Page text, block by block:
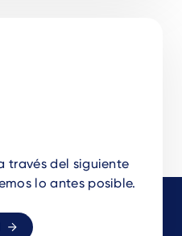
través del siguiente
lo antes posible.